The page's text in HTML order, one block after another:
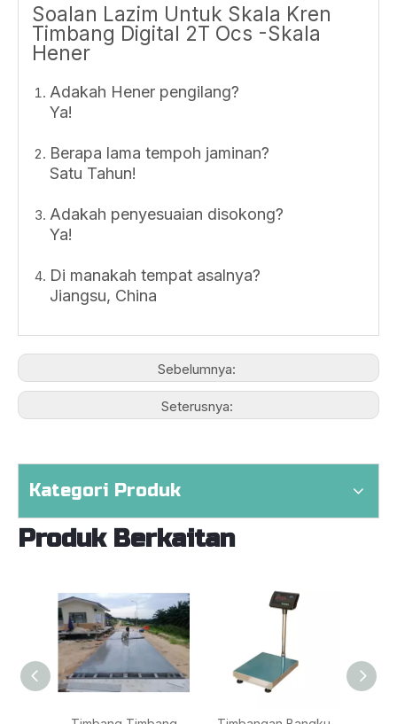
Soalan Lazim Untuk Skala Kren
Timbang Digital 2T Ocs -Skala
Hener
Adakah Hener pengilang?
Ya!
Berapa lama tempoh jaminan?
Satu Tahun!
Adakah penyesuaian disokong?
Ya!
Di manakah tempat asalnya?
Jiangsu, China
Sebelumnya:
Seterusnya:
Kategori Produk
Produk Berkaitan